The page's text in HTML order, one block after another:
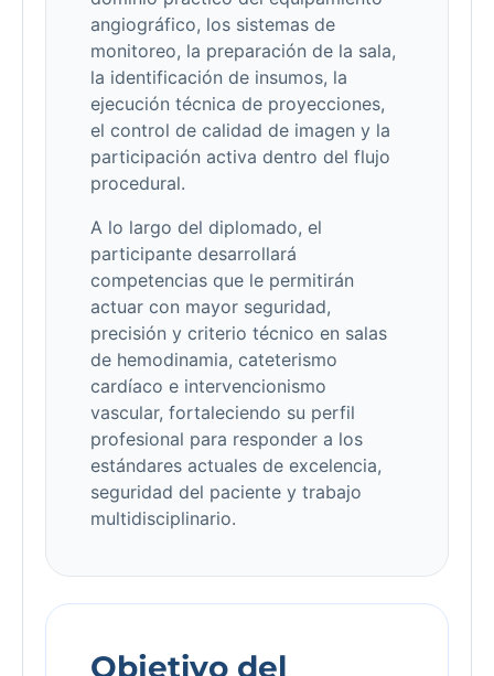
angiográfico, los sistemas de
monitoreo, la preparación de la sala,
la identificación de insumos, la
ejecución técnica de proyecciones,
el control de calidad de imagen y la
participación activa dentro del flujo
procedural.
A lo largo del diplomado, el
participante desarrollará
competencias que le permitirán
actuar con mayor seguridad,
precisión y criterio técnico en salas
de hemodinamia, cateterismo
cardíaco e intervencionismo
vascular, fortaleciendo su perfil
profesional para responder a los
estándares actuales de excelencia,
seguridad del paciente y trabajo
multidisciplinario.
Objetivo del